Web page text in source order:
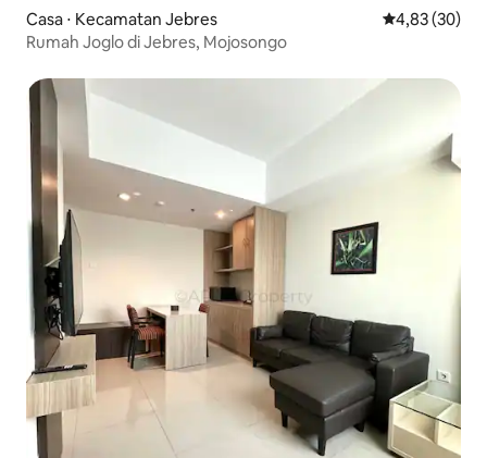
Casa ⋅ Kecamatan Jebres 4,83 de uma
4,83 (30)
Rumah Joglo di Jebres, Mojosongo